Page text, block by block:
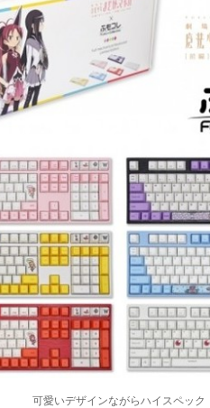
可愛いデザインながらハイスペック